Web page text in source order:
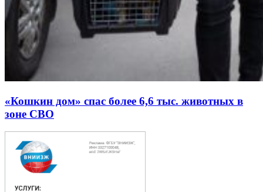
«Кошкин дом» спас более 6,6 тыс. животных в
зоне СВО